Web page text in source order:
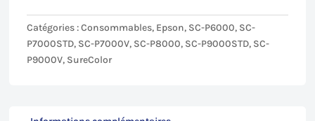
clair
(VLM)
pour
Catégories : Consommables, Epson, SC-P6000, SC-
P7000STD, SC-P7000V, SC-P8000, SC-P9000STD, SC-
P9000V, SureColor